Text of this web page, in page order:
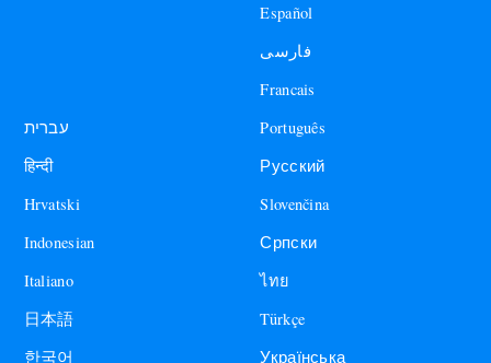
Español
فارسی
Francais
עברית
हिन्दी
Hrvatski
Indonesian
Italiano
日本語
한국어
Português
Русский
Slovenčina
Српски
ไทย
Türkçe
Українська